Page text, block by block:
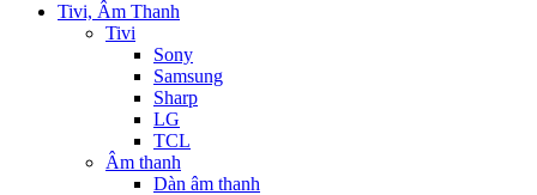
Tivi, Âm Thanh
Tivi
Sony
Samsung
Sharp
LG
TCL
Âm thanh
Dàn âm thanh